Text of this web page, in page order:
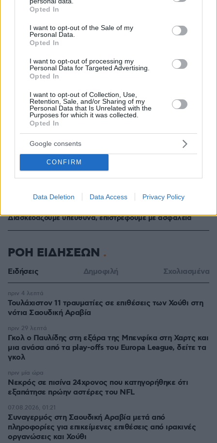
grant or deny consent to Google and its third-party tags to
use your data for below specified purposes in below Google
consent section.
Opted In
I want to opt-out of the Sale of my
Personal Data.
Opted In
I want to opt-out of processing my
Personal Data for Targeted Advertising.
Opted In
I want to opt-out of Collection, Use,
Retention, Sale, and/or Sharing of my
Personal Data that Is Unrelated with the
Purposes for which it was collected.
Opted In
Google consents
CONFIRM
Data Deletion Data Access Privacy Policy
Το DEI College παρουσιάζει τη Sophia. Την πρώτη 24/7
βοηθό AI που αλλάζει τον τρόπο με τον οποίο μαθαίνουν οι
30.07.2026, 09:33
03.08.2026, 10:56
Διασκεδάζουμε υπεύθυνα, επιστρέφουμε με ασφάλεια
ΡΟΗ ΕΙΔΗΣΕΩΝ
Ειδήσεις Δημοφιλή Σχολιασμένα
Τουλάχιστον 11 τραυματίες σε επιθέσεις των Χούθι στη
νότια Σαουδική Αραβία
πριν 4 λεπτά
Γκολ ο Παυλίδης στη εξάρα της Μπενφίκα στη Χαρτς και
μια ανάσα από τα play-offs του Europa League, δείτε τα
γκολ
πριν 29 λεπτά
Νεκρός σε πισίνα 24χρονος που κατηγορήθηκε ότι
εξαπάτησε πρώην αστέρες του NFL
πριν μία ώρα
Συναγερμός στη Σαουδική Αραβία μετά από
πληροφορίες για επικείμενες επιθέσεις από ιρακινές
οργανώσεις και Χούθι
07.08.2026, 01:21